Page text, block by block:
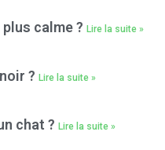
calme ? Lire la suite »
? Lire la suite »
chat ? Lire la suite »